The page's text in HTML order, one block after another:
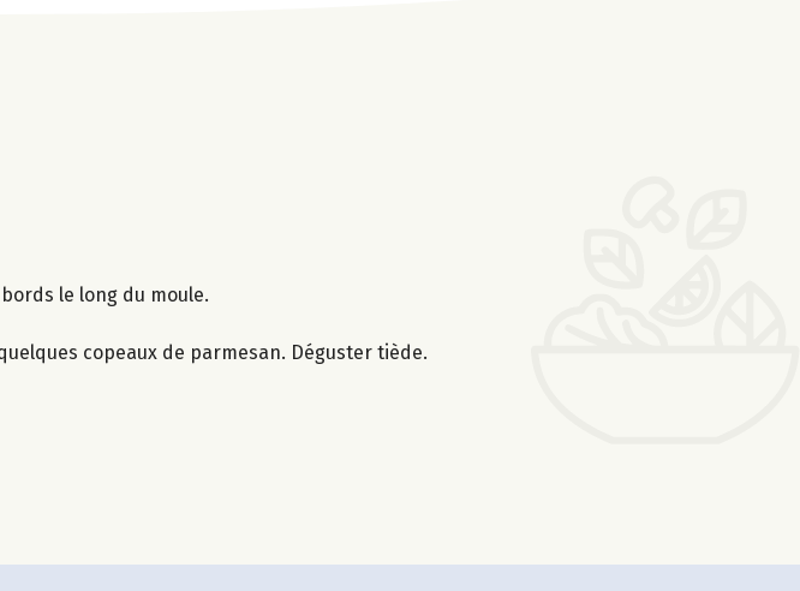
le long du moule.
copeaux de parmesan. Déguster tiède.